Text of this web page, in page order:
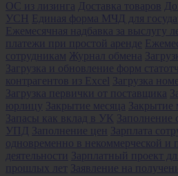
ОС из лизинга
Доставка товаров
УСН Единая форма МЧД для
Ежемесячная надбавка за выслугу
платежи при простой аренде
сотрудникам Журнал обмена
Загрузка и обновление форм
контрагентов из Excel
Загрузка
Загрузка первички от поставщика
юрлицу
Закрытие месяца
Запасы как вклад в УК
Заполнение
УПД
Заполнение цен
Зарплата
одновременно в некоммерческой и
деятельности
Зарплатный проект
прошлых лет
Заявление на